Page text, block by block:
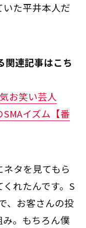
いた平井本人だ
連記事はこち
お笑い芸人
イズム【番
ネタを見てもら
れたんです。S
、お客さんの投
。もちろん僕